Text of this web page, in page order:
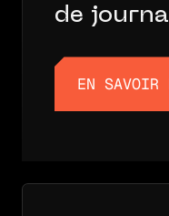
de
EN SAVOIR